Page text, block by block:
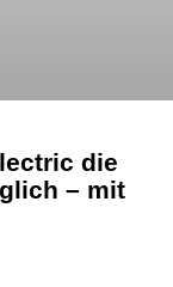
die
– mit